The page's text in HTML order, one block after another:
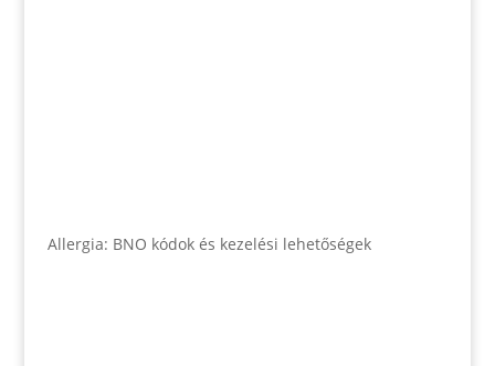
Allergia: BNO kódok és kezelési lehetőségek